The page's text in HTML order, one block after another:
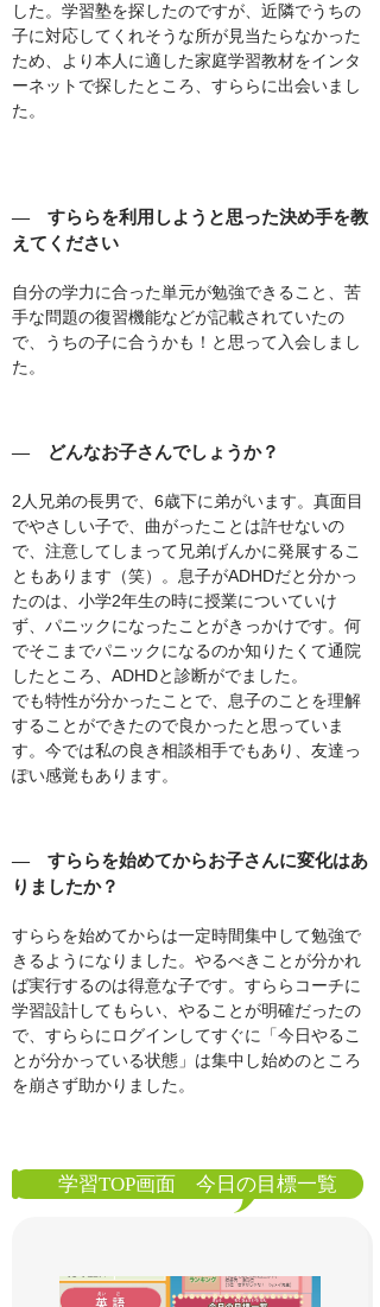
した。学習塾を探したのですが、近隣でうちの
子に対応してくれそうな所が見当たらなかった
ため、より本人に適した家庭学習教材をインタ
ーネットで探したところ、すららに出会いまし
た。
― すららを利用しようと思った決め手を教
えてください
自分の学力に合った単元が勉強できること、苦
手な問題の復習機能などが記載されていたの
で、うちの子に合うかも！と思って入会しまし
た。
― どんなお子さんでしょうか？
2人兄弟の長男で、6歳下に弟がいます。真面目
でやさしい子で、曲がったことは許せないの
で、注意してしまって兄弟げんかに発展するこ
ともあります（笑）。息子がADHDだと分かっ
たのは、小学2年生の時に授業についていけ
ず、パニックになったことがきっかけです。何
でそこまでパニックになるのか知りたくて通院
したところ、ADHDと診断がでました。
でも特性が分かったことで、息子のことを理解
することができたので良かったと思っていま
す。今では私の良き相談相手でもあり、友達っ
ぽい感覚もあります。
― すららを始めてからお子さんに変化はあ
りましたか？
すららを始めてからは一定時間集中して勉強で
きるようになりました。やるべきことが分かれ
ば実行するのは得意な子です。すららコーチに
学習設計してもらい、やることが明確だったの
で、すららにログインしてすぐに「今日やるこ
とが分かっている状態」は集中し始めのところ
を崩さず助かりました。
学習TOP画面 今日の目標一覧